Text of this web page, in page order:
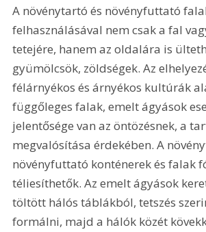
A növénytartó és növényfuttató
felhasználásával nem csak a fal
tetejére, hanem az oldalára is
gyümölcsök, zöldségek. Az
félárnyékos és árnyékos kultúrák
függőleges falak, emelt ágyások
jelentősége van az öntözésnek, a
megvalósítása érdekében. A
növényfuttató konténerek és falak
téliesíthetők. Az emelt ágyások
töltött hálós táblákból, tetszés
formálni, majd a hálók közét